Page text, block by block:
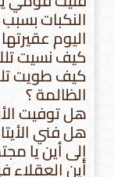
النكبات بسبب
اليوم
كيف نسيت
كيف طويت
الظالمة ؟
هل توفيت
هل فني
إلى أين يا
أين العقلاء